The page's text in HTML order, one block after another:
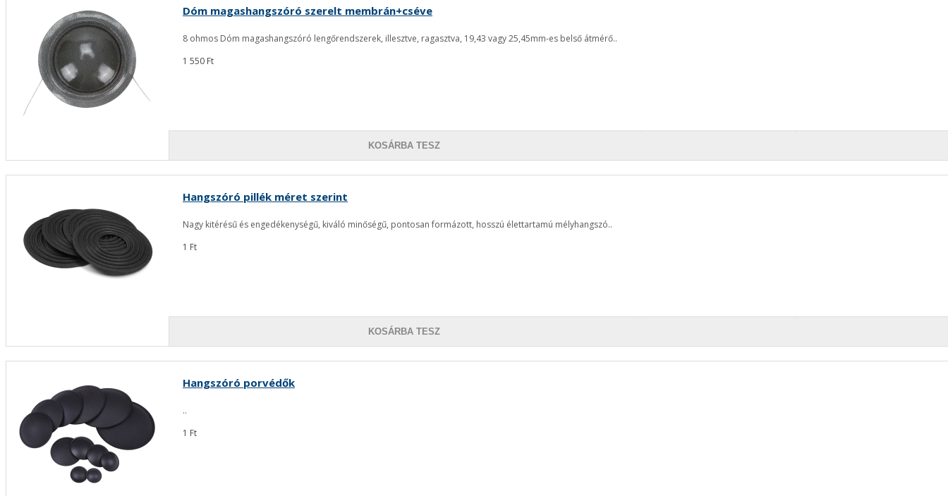
Dóm magashangszóró szerelt membrán+cséve
8 ohmos Dóm magashangszóró lengőrendszerek, illesztve, ragasztva, 19,43 vagy 25,45mm-es belső átmérő..
1 550 Ft
KOSÁRBA TESZ
Hangszóró pillék méret szerint
Nagy kitérésű és engedékenységű, kiváló minőségű, pontosan formázott, hosszú élettartamú mélyhangszó..
1 Ft
KOSÁRBA TESZ
Hangszóró porvédők
..
1 Ft